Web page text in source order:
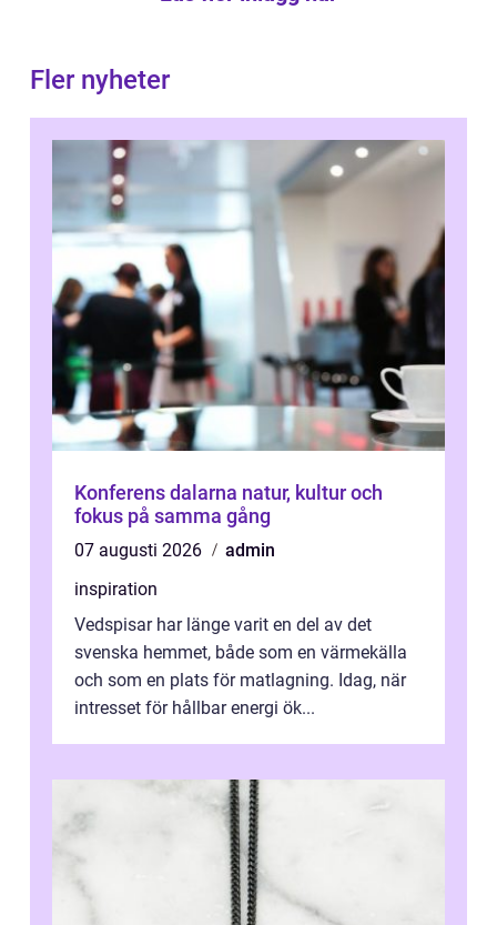
Fler nyheter
Konferens dalarna natur, kultur och
fokus på samma gång
07 augusti 2026
admin
inspiration
Vedspisar har länge varit en del av det
svenska hemmet, både som en värmekälla
och som en plats för matlagning. Idag, när
intresset för hållbar energi ök...